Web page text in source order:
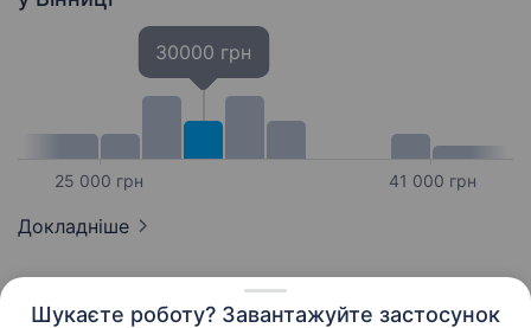
Шукаєте роботу? Завантажуйте застосунок
25 000 грн
30000 грн
41 000 грн
Докладніше